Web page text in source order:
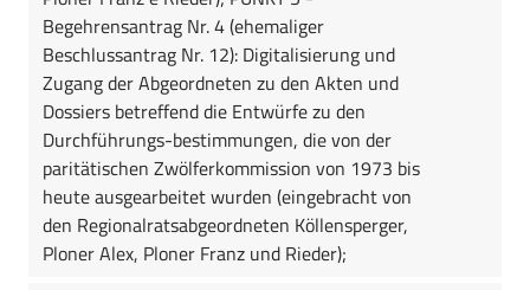
Begehrensantrag Nr. 4 (ehemaliger
Beschlussantrag Nr. 12): Digitalisierung und
Zugang der Abgeordneten zu den Akten und
Dossiers betreffend die Entwürfe zu den
Durchführungs-bestimmungen, die von der
paritätischen Zwölferkommission von 1973 bis
heute ausgearbeitet wurden (eingebracht von
den Regionalratsabgeordneten Köllensperger,
Ploner Alex, Ploner Franz und Rieder);